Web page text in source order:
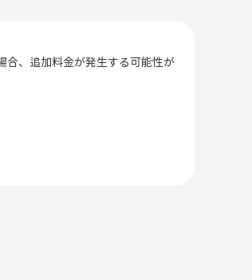
合、追加料金が発生する可能性が